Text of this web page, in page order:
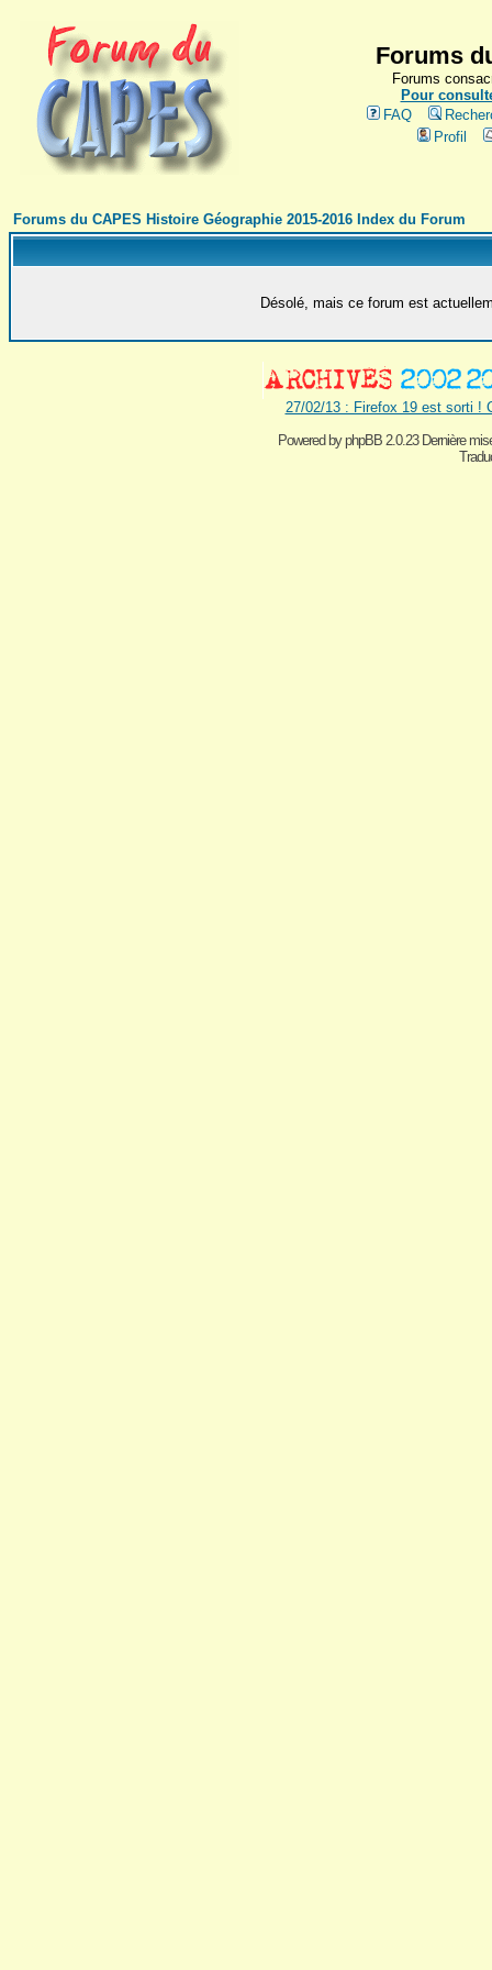
Forums
Forums
Pour
FAQ
Profil
Forums du CAPES Histoire Géographie 2015-2016 Index du Forum
Désolé, mais ce forum est
27/02/13 : Firefox 19 est sorti !
Powered byphpBB 2.0.23 Dernière